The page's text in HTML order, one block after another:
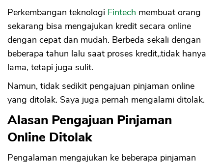
Perkembangan teknologi Fintech membuat orang
sekarang bisa mengajukan kredit secara online
dengan cepat dan mudah. Berbeda sekali dengan
beberapa tahun lalu saat proses kredit,.tidak hanya
lama, tetapi juga sulit.
Namun, tidak sedikit pengajuan pinjaman online
yang ditolak. Saya juga pernah mengalami ditolak.
Alasan Pengajuan Pinjaman
Online Ditolak
Pengalaman mengajukan ke beberapa pinjaman